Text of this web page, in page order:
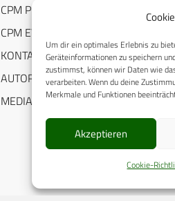
Um dir ein optimales Erlebnis zu
Geräteinformationen zu speichern
zustimmst, können wir Daten wie
verarbeiten. Wenn du deine
Merkmale und Funktionen
Akzeptieren
Cookie-
CPM PUBLICATIONS
CPM EVENTS
KONTAKT
AUTORENHINWEISE
MEDIADATEN